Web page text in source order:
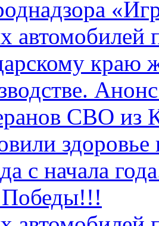
автомобилей
краю
СВО из
с начала